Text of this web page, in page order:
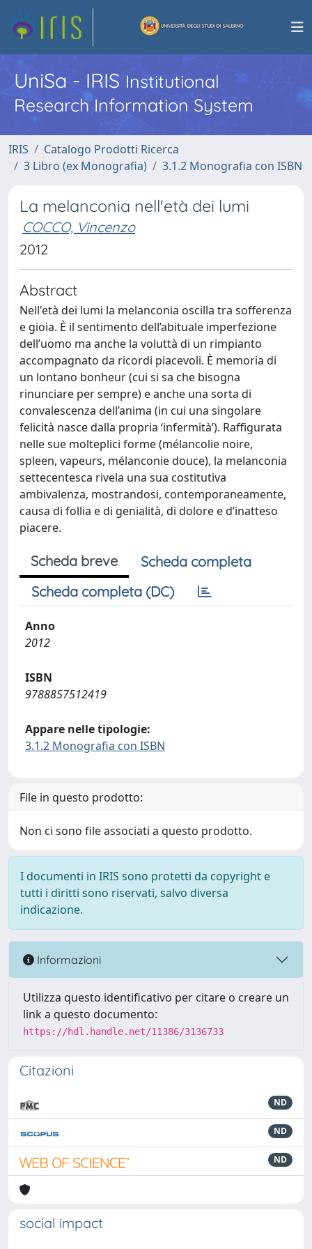
UniSa - IRISInstitutional
Research Information System
IRIS
Catalogo Prodotti Ricerca
3 Libro (ex Monografia)
3.1.2 Monografia con ISBN
La melanconia nell'età dei lumi
COCCO, Vincenzo
2012
Abstract
Nell'età dei lumi la melanconia oscilla tra sofferenza
e gioia. È il sentimento dell’abituale imperfezione
dell’uomo ma anche la voluttà di un rimpianto
accompagnato da ricordi piacevoli. È memoria di
un lontano bonheur (cui si sa che bisogna
rinunciare per sempre) e anche una sorta di
convalescenza dell’anima (in cui una singolare
felicità nasce dalla propria ‘infermità’). Raffigurata
nelle sue molteplici forme (mélancolie noire,
spleen, vapeurs, mélanconie douce), la melanconia
settecentesca rivela una sua costitutiva
ambivalenza, mostrandosi, contemporaneamente,
causa di follia e di genialità, di dolore e d’inatteso
piacere.
Scheda breve
Scheda completa
Scheda completa (DC)
Anno
2012
ISBN
9788857512419
Appare nelle tipologie:
3.1.2 Monografia con ISBN
File in questo prodotto:
Non ci sono file associati a questo prodotto.
I documenti in IRIS sono protetti da copyright e
tutti i diritti sono riservati, salvo diversa
indicazione.
Informazioni
Utilizza questo identificativo per citare o creare un
link a questo documento:
https://hdl.handle.net/11386/3136733
Citazioni
ND
ND
ND
social impact